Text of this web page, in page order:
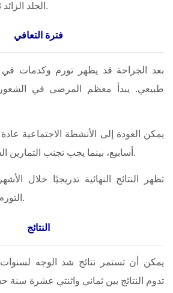
الجلد الزائد ثم إغلاق الشقوق بعناية.
فترة التعافي
بعد الجراحة قد يظهر تورم وكدمات في
طبيعي. يبدأ معظم المرضى في
يمكن العودة إلى الأنشطة الاجتماعية
أسابيع، بينما يجب تجنب التمارين الشديدة لمدة شهر تقريبًا.
تظهر النتائج النهائية تدريجيًا خلال
التورم تمامًا وتستقر الأنسجة.
النتائج
يمكن أن تستمر نتائج شد الوجه
تدوم النتائج بين ثماني واثنتي عشرة